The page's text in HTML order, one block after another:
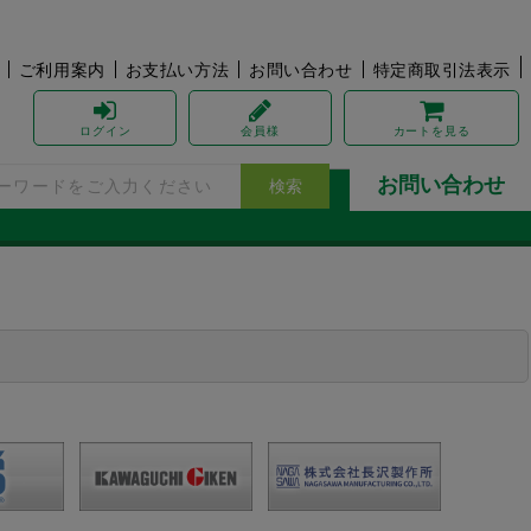
ご利用案内 お支払い方法 お問い合わせ 特定商取引法表示
ログイン 会員様 カート を見る
お問い合わせ